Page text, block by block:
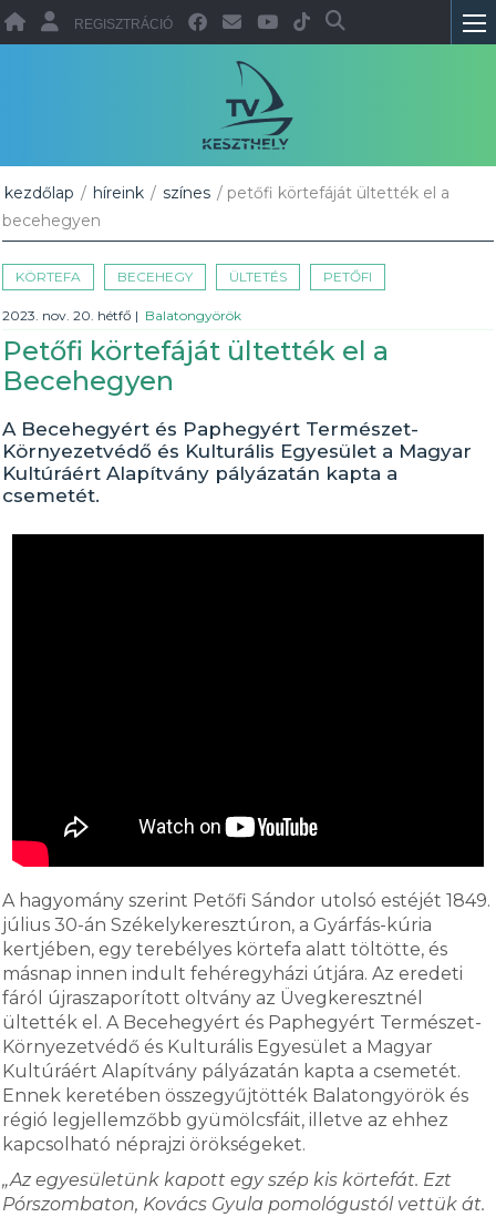
REGISZTRÁCIÓ
kezdőlap / híreink / színes / petőfi körtefáját ültették el a
becehegyen
KÖRTEFA BECEHEGY ÜLTETÉS PETŐFI
2023. nov. 20. hétfő | Balatongyörök
Petőfi körtefáját ültették el a
Becehegyen
A Becehegyért és Paphegyért Természet-
Környezetvédő és Kulturális Egyesület a Magyar
Kultúráért Alapítvány pályázatán kapta a
csemetét.
A hagyomány szerint Petőfi Sándor utolsó estéjét 1849.
július 30-án Székelykeresztúron, a Gyárfás-kúria
kertjében, egy terebélyes körtefa alatt töltötte, és
másnap innen indult fehéregyházi útjára. Az eredeti
fáról újraszaporított oltvány az Üvegkeresztnél
ültették el. A Becehegyért és Paphegyért Természet-
Környezetvédő és Kulturális Egyesület a Magyar
Kultúráért Alapítvány pályázatán kapta a csemetét.
Ennek keretében összegyűjtötték Balatongyörök és
régió legjellemzőbb gyümölcsfáit, illetve az ehhez
kapcsolható néprajzi örökségeket.
„Az egyesületünk kapott egy szép kis körtefát. Ezt
Pórszombaton, Kovács Gyula pomológustól vettük át.